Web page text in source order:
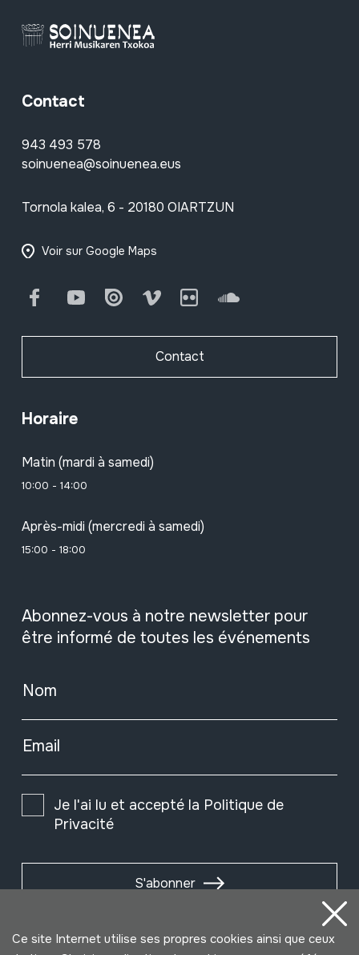
Contact
943 493 578
soinuenea@soinuenea.eus
Tornola kalea, 6 - 20180 OIARTZUN
Voir sur Google Maps
FacebookYoutube Issuu Vimeo Flickr SoundCloud
Contact
Horaire
Matin (mardi à samedi)
10:00 - 14:00
Après-midi (mercredi à samedi)
15:00 - 18:00
Abonnez-vous à notre newsletter pour
être informé de toutes les événements
Nom
Email
Je l'ai lu et accepté la Politique de
Privacité
S'abonner
Ce site Internet utilise ses propres cookies ainsi que ceux